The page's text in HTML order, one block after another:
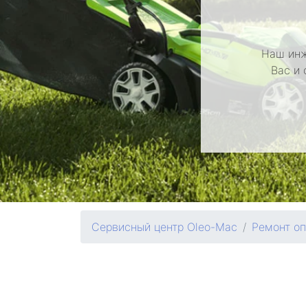
Наш
Вас и
Сервисный центр Oleo-Mac Ремонт